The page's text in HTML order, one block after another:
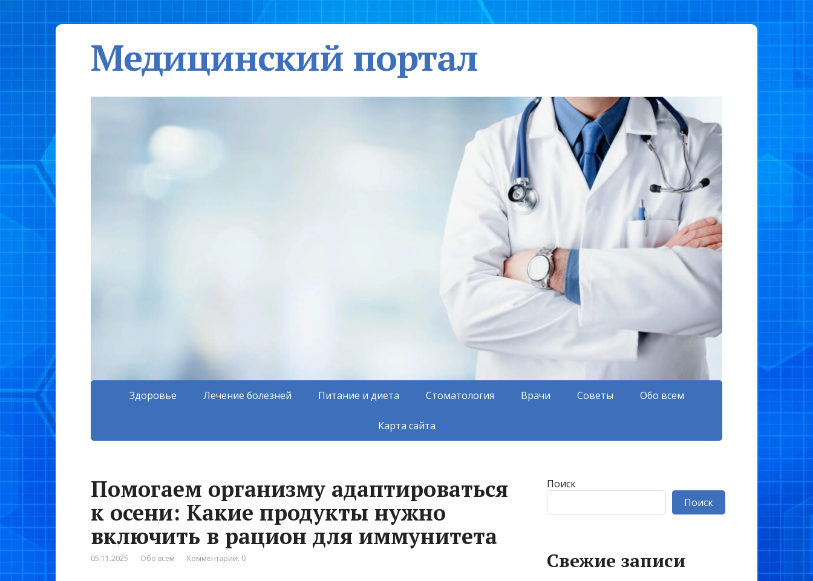
Медицинский портал
Здоровье Лечение болезней Питание и диета Стоматология Врачи Советы Обо всем
Карта сайта
Помогаем организму адаптироваться
к осени: Какие продукты нужно
включить в рацион для иммунитета
05.11.2025 Обо всем Комментарии: 0
Поиск
Поиск
Свежие записи